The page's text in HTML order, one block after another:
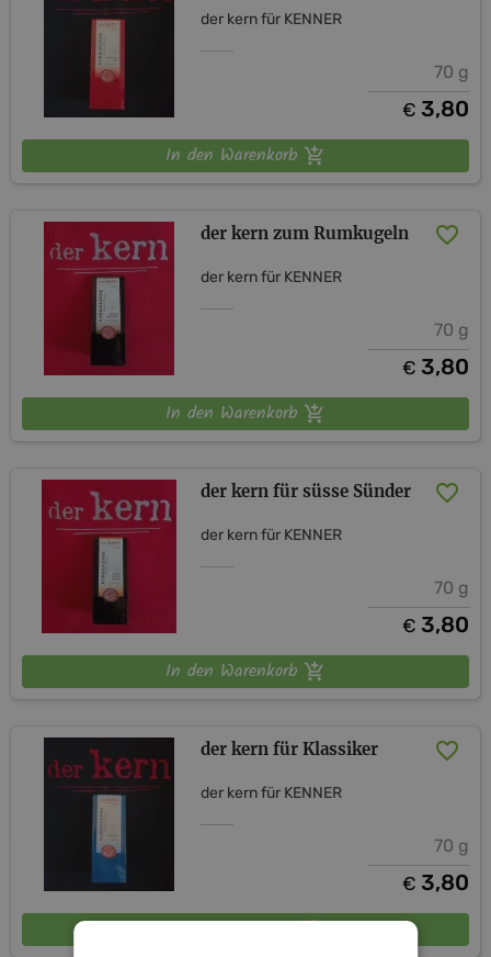
der kern für KENNER
70 g
€ 3,80
In den Warenkorb
der kern zum Rumkugeln
der kern für KENNER
70 g
€ 3,80
In den Warenkorb
der kern für süsse Sünder
der kern für KENNER
70 g
€ 3,80
In den Warenkorb
der kern für Klassiker
der kern für KENNER
70 g
€ 3,80
In den Warenkorb